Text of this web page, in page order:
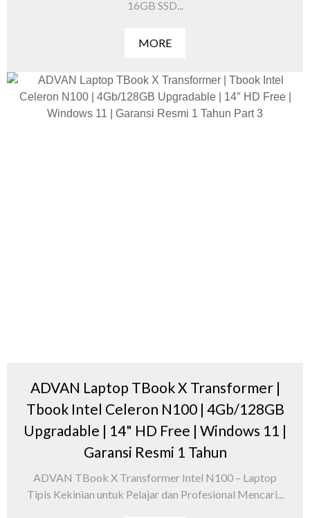
16GB SSD...
MORE
ADVAN Laptop TBook X Transformer |
Tbook Intel Celeron N100 | 4Gb/128GB
Upgradable | 14" HD Free | Windows 11 |
Garansi Resmi 1 Tahun
ADVAN TBook X Transformer Intel N100 – Laptop
Tipis Kekinian untuk Pelajar dan Profesional Mencari...